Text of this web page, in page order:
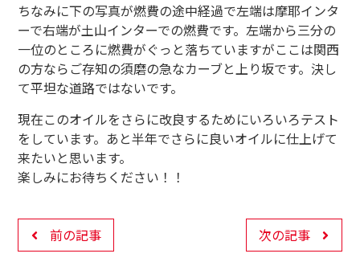
ちなみに下の写真が燃費の途中経過で左端は摩耶インタ
ーで右端が土山インターでの燃費です。左端から三分の
一位のところに燃費がぐっと落ちていますがここは関西
の方ならご存知の須磨の急なカーブと上り坂です。決し
て平坦な道路ではないです。
現在このオイルをさらに改良するためにいろいろテスト
をしています。あと半年でさらに良いオイルに仕上げて
来たいと思います。
楽しみにお待ちください！！
前の記事 次の記事